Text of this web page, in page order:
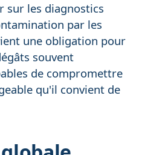
sur les diagnostics
par les
une obligation pour
souvent
de compromettre
qu'il convient de